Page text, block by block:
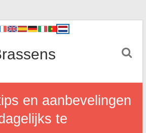
en aanbevelingen
te